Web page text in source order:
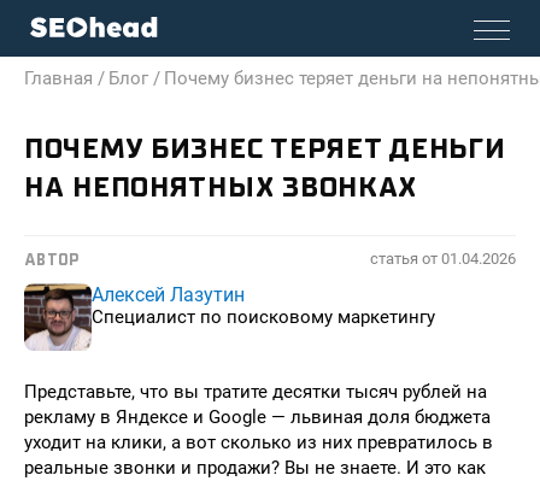
Главная / Блог / Почему бизнес теряет деньги на
ПОЧЕМУ БИЗНЕС ТЕРЯЕТ ДЕНЬГИ
НА НЕПОНЯТНЫХ ЗВОНКАХ
АВТОР статья от 01.04.2026
Алексей Лазутин
Специалист по поисковому маркетингу
Представьте, что вы тратите десятки тысяч рублей на
рекламу в Яндексе и Google — львиная доля бюджета
уходит на клики, а вот сколько из них превратилось в
реальные звонки и продажи? Вы не знаете. И это как